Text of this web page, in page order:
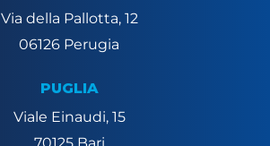
Via della Pallotta, 12
06126 Perugia
PUGLIA
Viale Einaudi, 15